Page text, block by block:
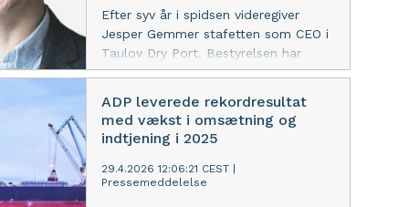
adgang til flere dybvandshavne og
fælles servicering.
Efter syv år i spidsen videregiver
Jesper Gemmer stafetten som CEO i
Taulov Dry Port. Bestyrelsen har
udpeget Kim Langkjær Fuglsang –
– til at lede den fortsatte udvikling af
Taulov Dry Port.
ADP leverede rekordresultat
med vækst i omsætning og
indtjening i 2025
29.4.2026 12:06:21 CEST
Pressemeddelelse